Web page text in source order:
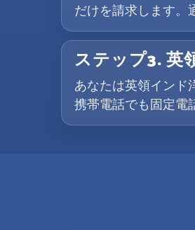
だけを請求します。
ステップ3. 英
あなたは英領インド
携帯電話でも固定電